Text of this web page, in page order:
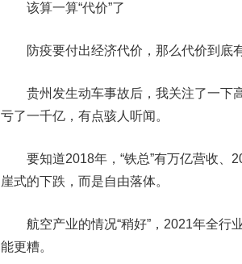
该算一算“代价”了
防疫要付出经济代价，那么代价到底有
贵州发生动车事故后，我关注了一下高
亏了一千亿，有点骇人听闻。
要知道2018年，“铁总”有万亿营收、
崖式的下跌，而是自由落体。
航空产业的情况“稍好”，2021年全行
能更糟。